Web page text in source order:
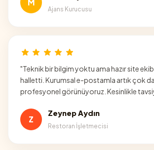
M
Ajans Kurucusu
"Teknik bir bilgim yoktu ama hazır site
halletti. Kurumsal e-postamla artık çok
profesyonel görünüyoruz. Kesinlikle
Z
Zeynep Aydın
Restoran İşletmecisi